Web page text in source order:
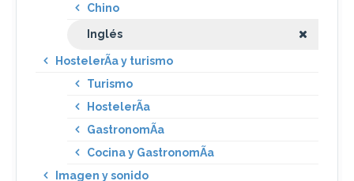
Chino
Inglés
HostelerÃ­a y turismo
Turismo
HostelerÃ­a
GastronomÃ­a
Cocina y GastronomÃ­a
Imagen y sonido